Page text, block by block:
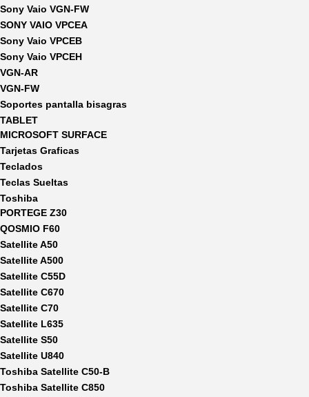
Sony Vaio VGN-FW
SONY VAIO VPCEA
Sony Vaio VPCEB
Sony Vaio VPCEH
VGN-AR
VGN-FW
Soportes pantalla bisagras
TABLET
MICROSOFT SURFACE
Tarjetas Graficas
Teclados
Teclas Sueltas
Toshiba
PORTEGE Z30
QOSMIO F60
Satellite A50
Satellite A500
Satellite C55D
Satellite C670
Satellite C70
Satellite L635
Satellite S50
Satellite U840
Toshiba Satellite C50-B
Toshiba Satellite C850